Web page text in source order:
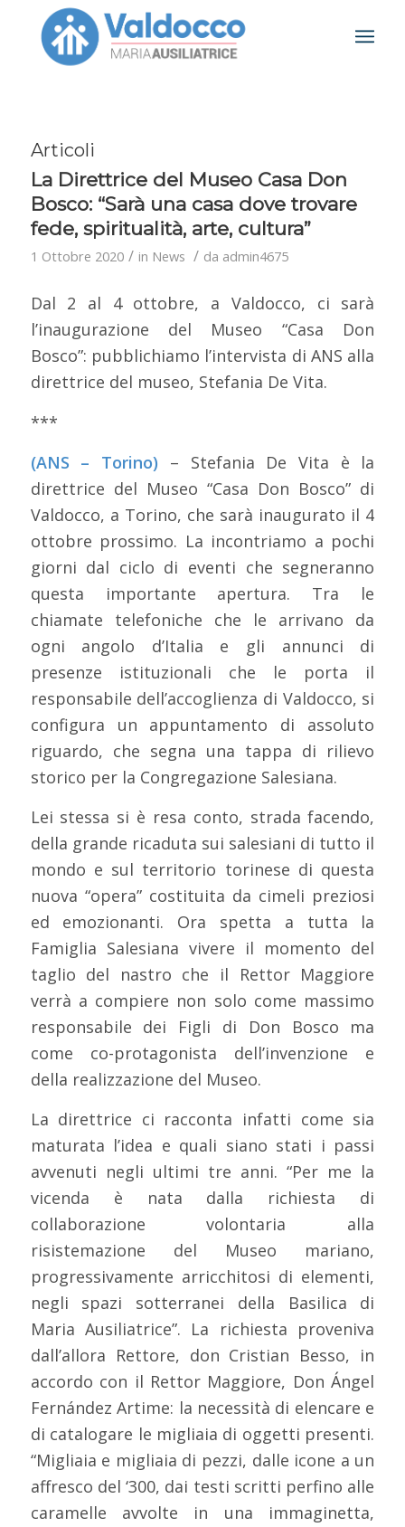
Articoli
La Direttrice del Museo Casa Don
Bosco: “Sarà una casa dove trovare
fede, spiritualità, arte, cultura”
1 Ottobre 2020 / in News / da admin4675
Dal 2 al 4 ottobre, a Valdocco, ci sarà
l’inaugurazione del Museo “Casa Don
Bosco”: pubblichiamo l’intervista di ANS alla
direttrice del museo, Stefania De Vita.
***
(ANS – Torino) – Stefania De Vita è la
direttrice del Museo “Casa Don Bosco” di
Valdocco, a Torino, che sarà inaugurato il 4
ottobre prossimo. La incontriamo a pochi
giorni dal ciclo di eventi che segneranno
questa importante apertura. Tra le
chiamate telefoniche che le arrivano da
ogni angolo d’Italia e gli annunci di
presenze istituzionali che le porta il
responsabile dell’accoglienza di Valdocco, si
configura un appuntamento di assoluto
riguardo, che segna una tappa di rilievo
storico per la Congregazione Salesiana.
Lei stessa si è resa conto, strada facendo,
della grande ricaduta sui salesiani di tutto il
mondo e sul territorio torinese di questa
nuova “opera” costituita da cimeli preziosi
ed emozionanti. Ora spetta a tutta la
Famiglia Salesiana vivere il momento del
taglio del nastro che il Rettor Maggiore
verrà a compiere non solo come massimo
responsabile dei Figli di Don Bosco ma
come co-protagonista dell’invenzione e
della realizzazione del Museo.
La direttrice ci racconta infatti come sia
maturata l’idea e quali siano stati i passi
avvenuti negli ultimi tre anni. “Per me la
vicenda è nata dalla richiesta di
collaborazione volontaria alla
risistemazione del Museo mariano,
progressivamente arricchitosi di elementi,
negli spazi sotterranei della Basilica di
Maria Ausiliatrice”. La richiesta proveniva
dall’allora Rettore, don Cristian Besso, in
accordo con il Rettor Maggiore, Don Ángel
Fernández Artime: la necessità di elencare e
di catalogare le migliaia di oggetti presenti.
“Migliaia e migliaia di pezzi, dalle icone a un
affresco del ‘300, dai testi scritti perfino alle
caramelle avvolte in una immaginetta,